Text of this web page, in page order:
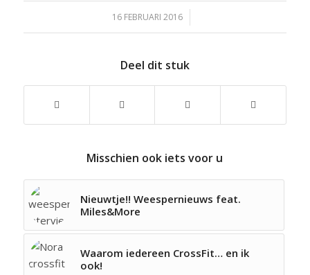
16 FEBRUARI 2016
/
Deel dit stuk
Misschien ook iets voor u
Nieuwtje!! Weespernieuws feat.
Miles&More
Waarom iedereen CrossFit… en ik
ook!